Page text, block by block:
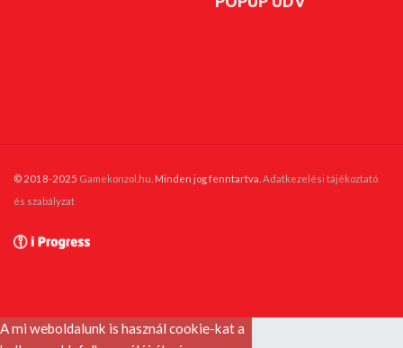
© 2018-2025 Gamekonzol.hu . Minden jog fenntartva. Adatkezelési tájékoztató
és szabályzat
A mi weboldalunk is használ cookie-kat a